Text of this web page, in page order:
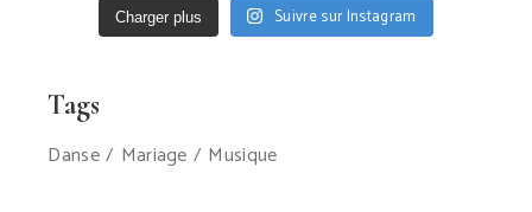
Charger plus Suivre sur Instagram
Tags
Danse Mariage Musique